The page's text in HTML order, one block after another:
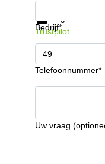
Bedrijf*
Telefoonnummer*
Uw vraag
Krijg informatie en
Trustpilot